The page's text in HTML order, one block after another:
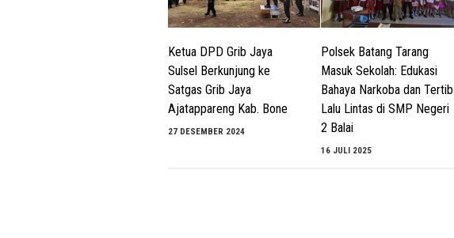
Ketua DPD Grib Jaya
Sulsel Berkunjung ke
Satgas Grib Jaya
Ajatappareng Kab. Bone
27 DESEMBER 2024
Polsek Batang Tarang
Masuk Sekolah: Edukasi
Bahaya Narkoba dan Tertib
Lalu Lintas di SMP Negeri
2 Balai
16 JULI 2025